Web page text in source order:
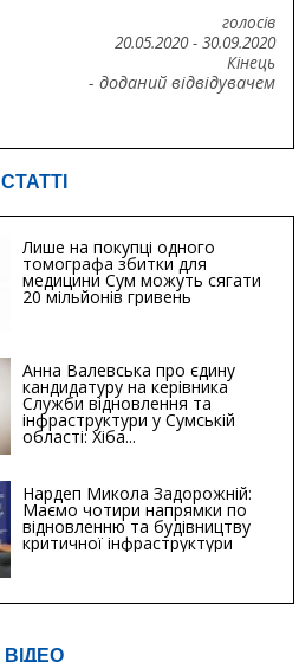
голосів
20.05.2020- 30.09.2020
Кінець
- доданий відвідувачем
СТАТТІ
Лише на покупці одного
томографа збитки для
медицини Сум можуть сягати
20 мільйонів гривень
Анна Валевська про єдину
кандидатуру на керівника
Служби відновлення та
інфраструктури у Сумській
області: Хіба...
Нардеп Микола Задорожній:
Маємо чотири напрямки по
відновленню та будівництву
критичної інфраструктури
ВІДЕО